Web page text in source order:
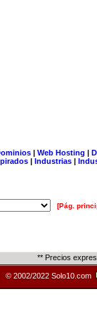
| Web Hosting |
| Industrias |
[Pág.
** Precios
© 2002/2022 Solo10.com